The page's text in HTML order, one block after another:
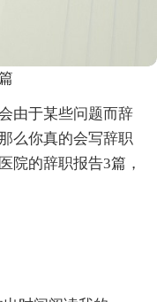
由于某些问题而辞
么你真的会写辞职
院的辞职报告3篇，